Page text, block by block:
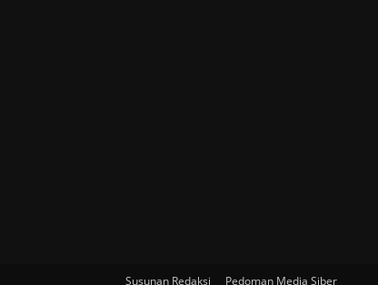
Susunan Redaksi Pedoman Media Siber